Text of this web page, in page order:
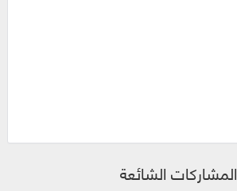
المشاركات الشائعة